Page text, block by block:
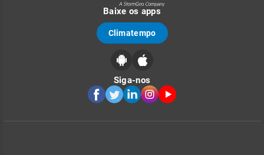
Baixe os apps
Climatempo
Siga-nos